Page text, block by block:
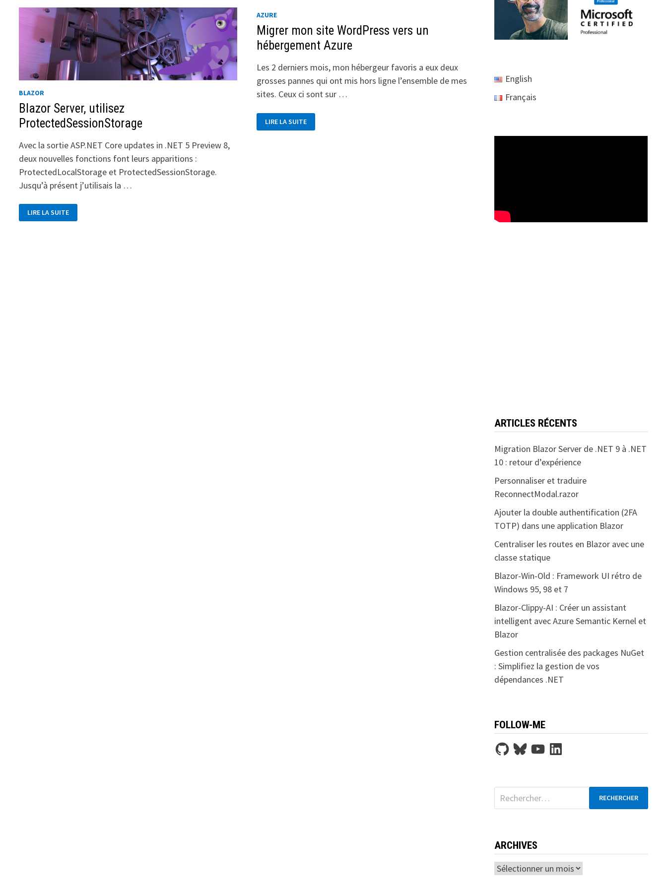
BLAZOR
Blazor Server, utilisez
ProtectedSessionStorage
Avec la sortie ASP.NET Core updates in .NET 5 Preview 8,
deux nouvelles fonctions font leurs apparitions :
ProtectedLocalStorage et ProtectedSessionStorage.
Jusqu’à présent j’utilisais la …
SERVER,
UTILISEZ
LIRE LA SUITE
AZURE
Migrer mon site WordPress vers un
hébergement Azure
Les 2 derniers mois, mon hébergeur favoris a eux deux
grosses pannes qui ont mis hors ligne l’ensemble de mes
sites. Ceux ci sont sur …
MON
SITE
LIRE LA SUITE
English
Français
ARTICLES RÉCENTS
Migration Blazor Server de .NET 9 à .NET
10 : retour d’expérience
Personnaliser et traduire
ReconnectModal.razor
Ajouter la double authentification (2FA
TOTP) dans une application Blazor
Centraliser les routes en Blazor avec une
classe statique
Blazor-Win-Old : Framework UI rétro de
Windows 95, 98 et 7
Blazor-Clippy-AI : Créer un assistant
intelligent avec Azure Semantic Kernel et
Blazor
Gestion centralisée des packages NuGet
: Simplifiez la gestion de vos
dépendances .NET
FOLLOW-ME
GitHubBlueskyYouTubeLinkedIn
Rechercher :
ARCHIVES
Archives